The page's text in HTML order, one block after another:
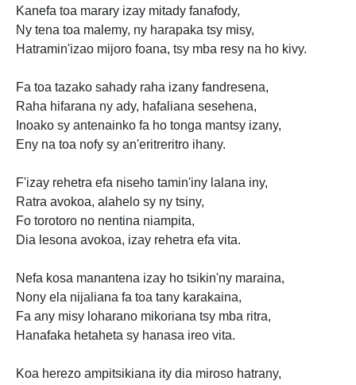
Kanefa toa marary izay mitady fanafody,
Ny tena toa malemy, ny harapaka tsy misy,
Hatramin'izao mijoro foana, tsy mba resy na ho kivy.
Fa toa tazako sahady raha izany fandresena,
Raha hifarana ny ady, hafaliana sesehena,
Inoako sy antenainko fa ho tonga mantsy izany,
Eny na toa nofy sy an'eritreritro ihany.
F'izay rehetra efa niseho tamin'iny lalana iny,
Ratra avokoa, alahelo sy ny tsiny,
Fo torotoro no nentina niampita,
Dia lesona avokoa, izay rehetra efa vita.
Nefa kosa manantena izay ho tsikin'ny maraina,
Nony ela nijaliana fa toa tany karakaina,
Fa any misy loharano mikoriana tsy mba ritra,
Hanafaka hetaheta sy hanasa ireo vita.
Koa herezo ampitsikiana ity dia miroso hatrany,